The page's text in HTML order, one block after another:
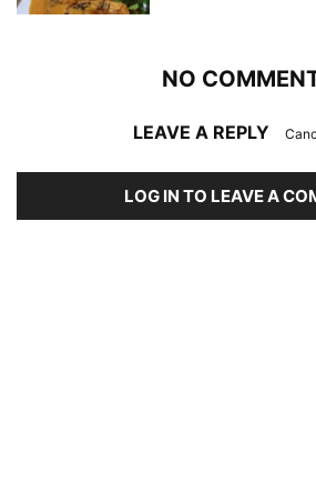
NO
LEAVE A REPLY
LOG IN TO LEAVE A